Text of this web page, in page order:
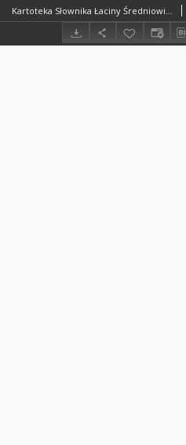
Kartoteka Słownika Łaciny Średniowiecznej; gratulanter - gyrus